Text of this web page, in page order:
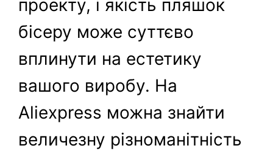
проекту, і якість пляшок
бісеру може суттєво
вплинути на естетику
вашого виробу. На
Aliexpress можна знайти
величезну різноманітність